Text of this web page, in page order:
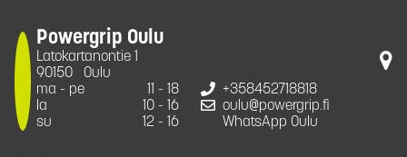
Powergrip Oulu
Latokartanontie 1
90150
Oulu
ma - pe
11 - 18
la
10 - 16
su
12 - 16
+358452718818
oulu@powergrip.fi
WhatsApp Oulu